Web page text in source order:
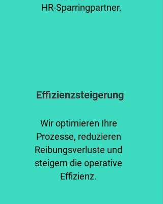
HR-Sparringpartner.
Effizienzsteigerung
Wir optimieren Ihre
Prozesse, reduzieren
Reibungsverluste und
steigern die operative
Effizienz.